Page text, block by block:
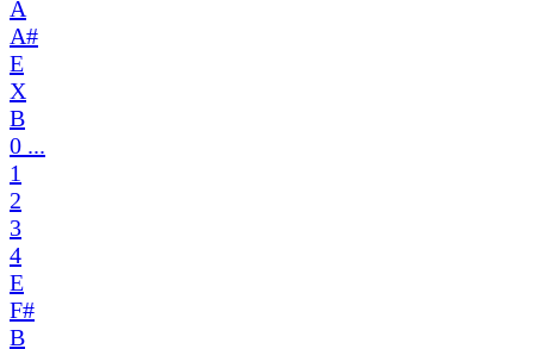
A
A#
E
X
B
0 ...
1
2
3
4
E
F#
B